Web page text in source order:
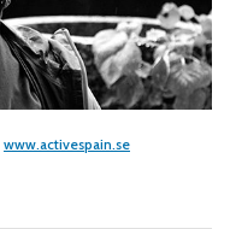
www.activespain.se